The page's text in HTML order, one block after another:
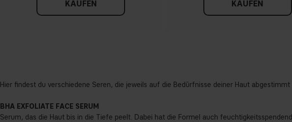
KAUFEN KAUFEN
Hier findest du verschiedene Seren, die jeweils auf die Bedürfnisse deiner Haut abgestimmt
BHA EXFOLIATE FACE SERUM
Serum, das die Haut bis in die Tiefe peelt. Dabei hat die Formel auch